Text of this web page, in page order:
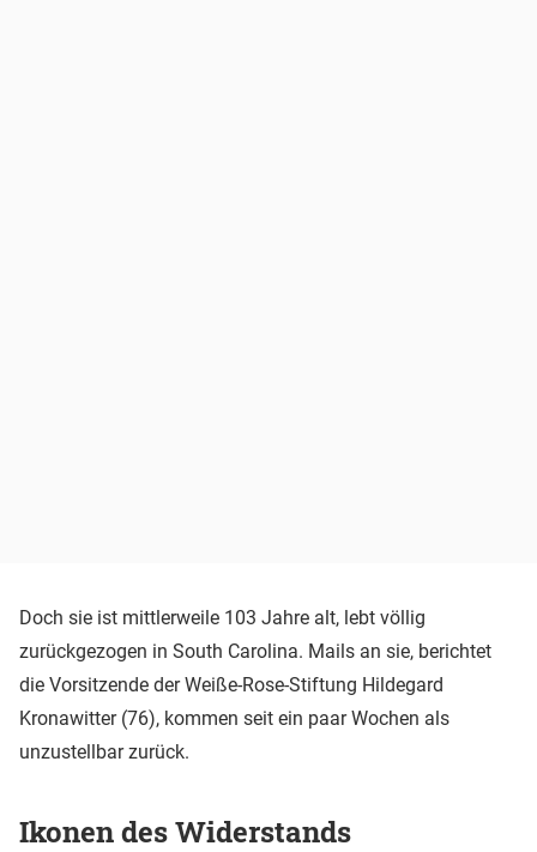
Doch sie ist mittlerweile 103 Jahre alt, lebt völlig
zurückgezogen in South Carolina. Mails an sie, berichtet
die Vorsitzende der Weiße-Rose-Stiftung Hildegard
Kronawitter (76), kommen seit ein paar Wochen als
unzustellbar zurück.
Ikonen des Widerstands